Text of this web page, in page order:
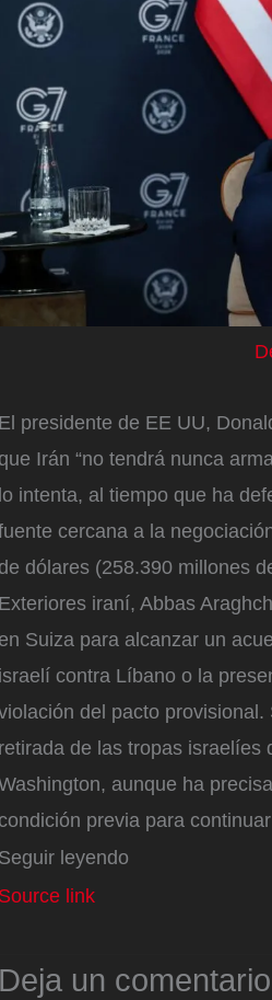
El presidente de EE UU,
que Irán “no tendrá nunca
lo intenta, al tiempo que ha
cercana a la
de dólares (258.390 millones
Exteriores iraní, Abbas
en Suiza para alcanzar un
israelí contra Líbano o la
del pacto
retirada de las tropas israelíes
aunque ha
condición previa para
Seguir leyendo
Source link
Deja un comentario